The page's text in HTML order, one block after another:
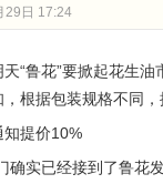
29日 17:24
“鲁花”要掀起花生
根据包装规格不同
知提价10%
确实已经接到了鲁花